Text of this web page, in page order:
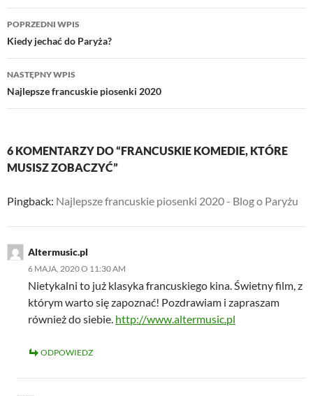
Nawigacja
wpisu
POPRZEDNI WPIS
Kiedy jechać do Paryża?
NASTĘPNY WPIS
Najlepsze francuskie piosenki 2020
6 KOMENTARZY DO “FRANCUSKIE KOMEDIE, KTÓRE
MUSISZ ZOBACZYĆ”
Pingback: Najlepsze francuskie piosenki 2020 - Blog o Paryżu
Altermusic.pl
6 MAJA, 2020 O 11:30 AM
Nietykalni to już klasyka francuskiego kina. Świetny film, z
którym warto się zapoznać! Pozdrawiam i zapraszam
również do siebie. http://www.altermusic.pl
ODPOWIEDZ